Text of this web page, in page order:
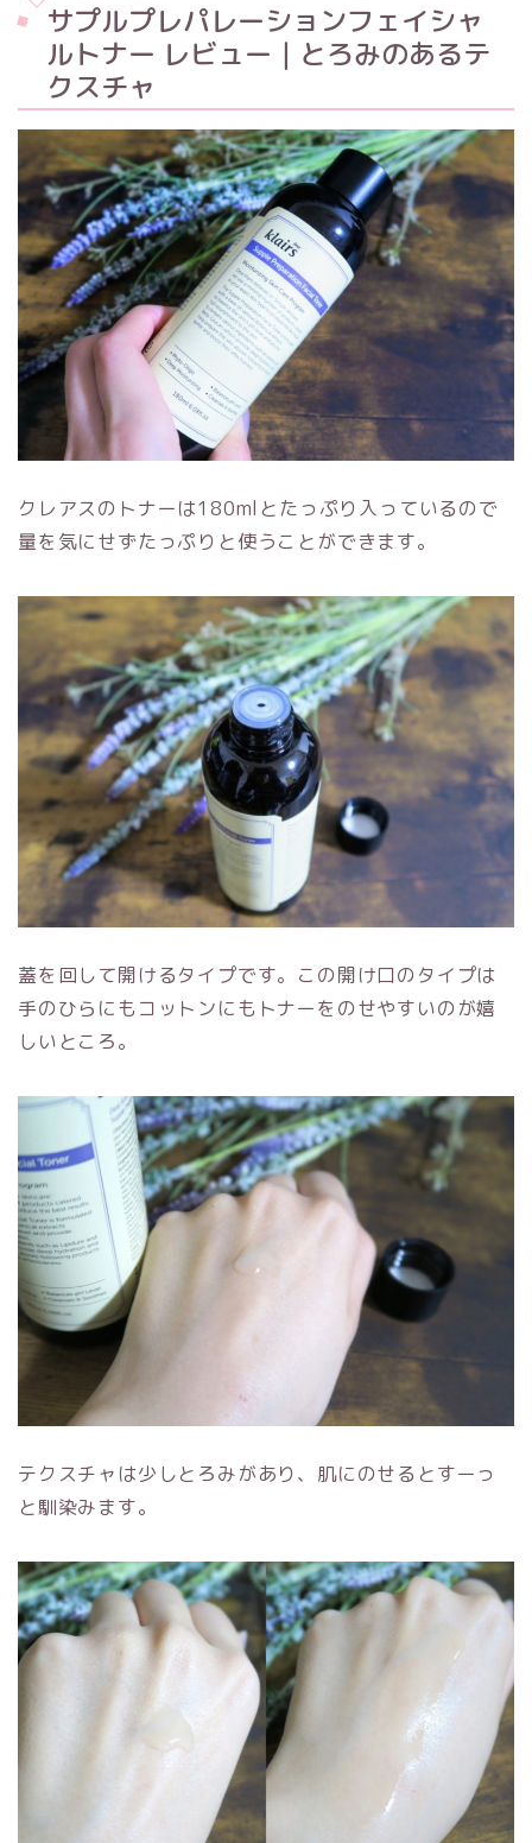
サプルプレパレーションフェイシャ
ルトナー レビュー｜とろみのあるテ
クスチャ
クレアスのトナーは180mlとたっぷり入っているので
量を気にせずたっぷりと使うことができます。
蓋を回して開けるタイプです。この開け口のタイプは
手のひらにもコットンにもトナーをのせやすいのが嬉
しいところ。
テクスチャは少しとろみがあり、肌にのせるとすーっ
と馴染みます。